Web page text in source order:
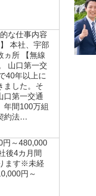
な仕事内容
本社、宇部
ヵ所 【無線
山口第一交
40年以上に
ました。そ
口第一交通
間100万組
約法…
～480,000
4カ月間
ます※未経